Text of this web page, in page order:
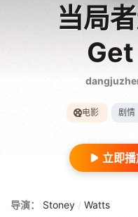
当局
电影 剧情
立即
导演： Stoney / Watts